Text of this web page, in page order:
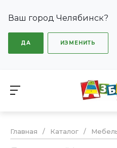
Ваш город Челябинск?
ДА ИЗМЕНИТЬ
Главная / Каталог /